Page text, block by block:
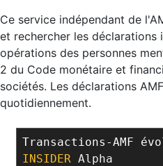
Ce service indépendant de
et rechercher les déclarations
opérations des personnes
2 du Code monétaire et
sociétés. Les déclarations
quotidiennement.
Transactions-AMF
INSIDER Alpha